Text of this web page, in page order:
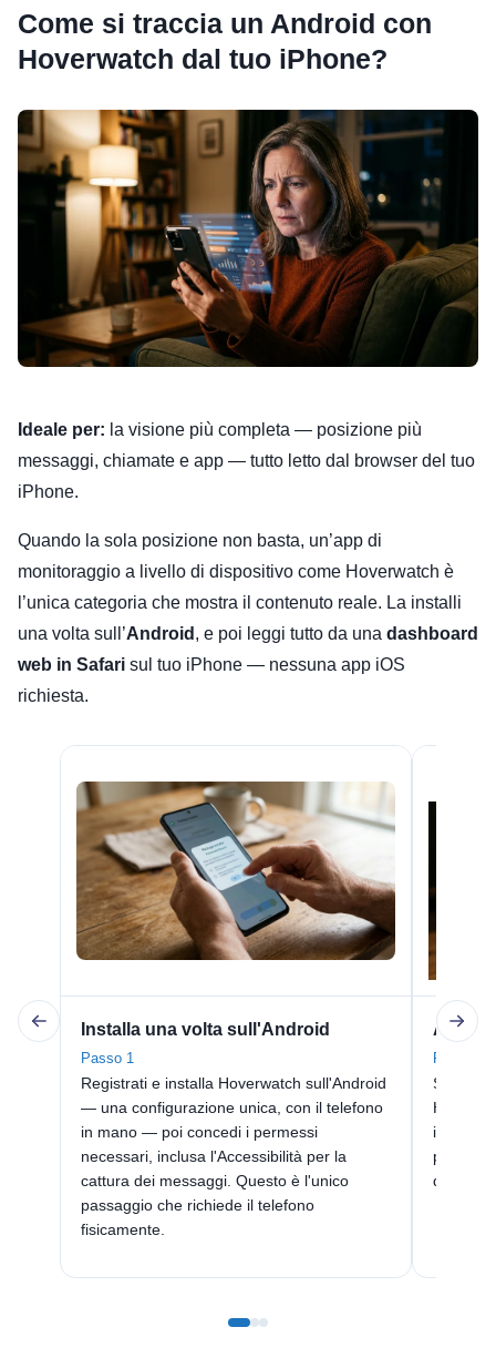
Come si traccia un Android con
Hoverwatch dal tuo iPhone?
Ideale per: la visione più completa — posizione più
messaggi, chiamate e app — tutto letto dal browser del tuo
iPhone.
Quando la sola posizione non basta, un’app di
monitoraggio a livello di dispositivo come Hoverwatch è
l’unica categoria che mostra il contenuto reale. La installi
una volta sull’Android , e poi leggi tutto da una dashboard
web in Safari sul tuo iPhone — nessuna app iOS
richiesta.
Installa una volta sull'Android
Passo 1
Registrati e installa Hoverwatch sull'Android
— una configurazione unica, con il telefono
in mano — poi concedi i permessi
necessari, inclusa l'Accessibilità per la
cattura dei messaggi. Questo è l'unico
passaggio che richiede il telefono
fisicamente.
Apri il
Passo 2
Sul tuo
iOS da
pagina